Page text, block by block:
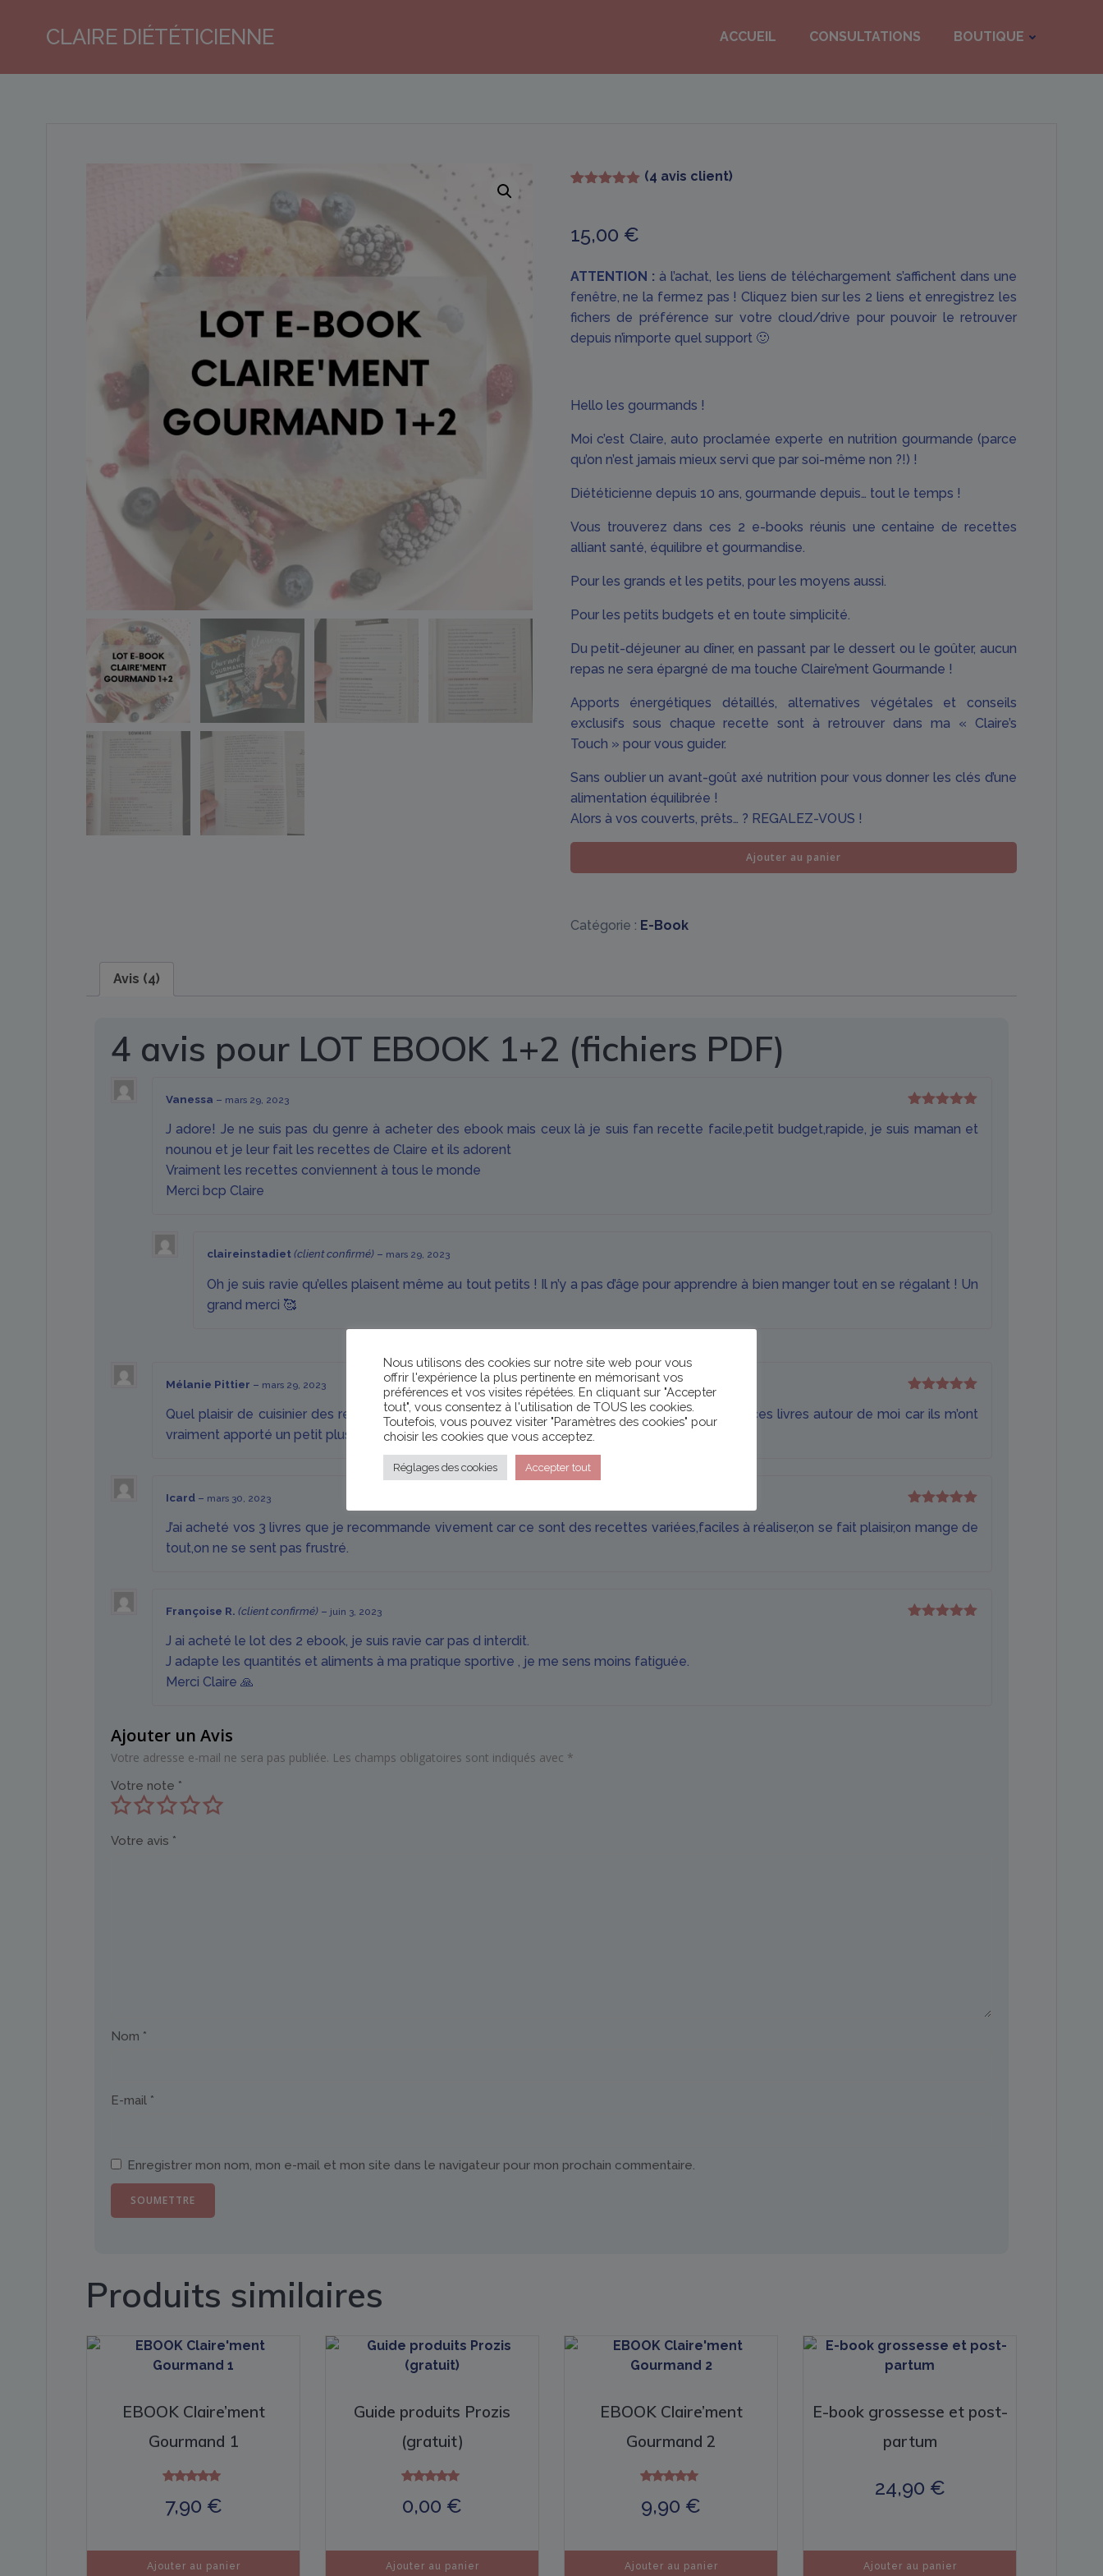
contenuCLAIRE DIÉTÉTICIENNE ACCUEIL CONSULTATIONS BOUTIQUE
notations
client
(4 avis client)
15,00 €
ATTENTION : à l’achat, les liens de téléchargement s’affichent dans une
fenêtre, ne la fermez pas ! Cliquez bien sur les 2 liens et enregistrez les
fichers de préférence sur votre cloud/drive pour pouvoir le retrouver
depuis n’importe quel support 🙂
Hello les gourmands !
Moi c’est Claire, auto proclamée experte en nutrition gourmande (parce
qu’on n’est jamais mieux servi que par soi-même non ?!) !
Diététicienne depuis 10 ans, gourmande depuis… tout le temps !
Vous trouverez dans ces 2 e-books réunis une centaine de recettes
alliant santé, équilibre et gourmandise.
Pour les grands et les petits, pour les moyens aussi.
Pour les petits budgets et en toute simplicité.
Du petit-déjeuner au dîner, en passant par le dessert ou le goûter, aucun
repas ne sera épargné de ma touche Claire’ment Gourmande !
Apports énergétiques détaillés, alternatives végétales et conseils
exclusifs sous chaque recette sont à retrouver dans ma « Claire’s
Touch » pour vous guider.
Sans oublier un avant-goût axé nutrition pour vous donner les clés d’une
alimentation équilibrée !
Alors à vos couverts, prêts… ? REGALEZ-VOUS !
de
1+2
Ajouter au panier
Catégorie : E-Book
Avis (4)
4 avis pour LOT EBOOK 1+2 (fichiers PDF)
5
Vanessa – mars 29, 2023
J adore! Je ne suis pas du genre à acheter des ebook mais ceux là je suis fan recette facile,petit budget,rapide, je suis maman et
nounou et je leur fait les recettes de Claire et ils adorent
Vraiment les recettes conviennent à tous le monde
Merci bcp Claire
claireinstadiet (client confirmé) – mars 29, 2023
Oh je suis ravie qu’elles plaisent même au tout petits ! Il n’y a pas d’âge pour apprendre à bien manger tout en se régalant ! Un
grand merci 🥰
5
Mélanie Pittier – mars 29, 2023
Quel plaisir de cuisinier des recettes savoureuses et vite cuisinées! J’ai recommandé et offert ces livres autour de moi car ils m’ont
vraiment apporté un petit plus. N’hésitez plus! Testez!!!
5
Icard – mars 30, 2023
J’ai acheté vos 3 livres que je recommande vivement car ce sont des recettes variées,faciles à réaliser,on se fait plaisir,on mange de
tout,on ne se sent pas frustré.
Françoise R. (client confirmé) – juin 3, 2023
J ai acheté le lot des 2 ebook, je suis ravie car pas d interdit.
J adapte les quantités et aliments à ma pratique sportive , je me sens moins fatiguée.
Merci Claire 🙏
Ajouter un Avis
Votre adresse e-mail ne sera pas publiée. Les champs obligatoires sont indiqués avec *
Votre note *
Votre avis *
Nom *
E-mail *
Enregistrer mon nom, mon e-mail et mon site dans le navigateur pour mon prochain commentaire.
Produits similaires
EBOOK Claire’ment
Gourmand 1
5.00
sur 5
7,90 €
Ajouter au panier
Guide produits Prozis
(gratuit)
5.00
sur 5
0,00 €
Ajouter au panier
EBOOK Claire’ment
Gourmand 2
5.00
sur 5
9,90 €
Ajouter au panier
E-book grossesse et post-
partum
24,90 €
Ajouter au panier
Nous utilisons des cookies sur notre site web pour vous
offrir l'expérience la plus pertinente en mémorisant vos
préférences et vos visites répétées. En cliquant sur "Accepter
tout", vous consentez à l'utilisation de TOUS les cookies.
Toutefois, vous pouvez visiter "Paramètres des cookies" pour
choisir les cookies que vous acceptez.
Réglages des cookies Accepter tout